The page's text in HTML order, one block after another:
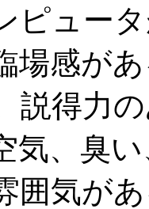
ピュー
場感が
説得力
、臭
囲気が